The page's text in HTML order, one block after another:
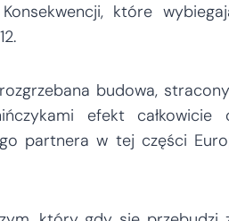
które
budowa,
efekt
partnera w tej części